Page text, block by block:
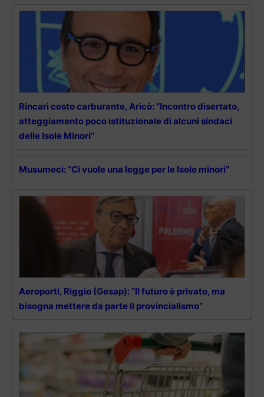
Rincari costo carburante, Aricò: “Incontro disertato,
atteggiamento poco istituzionale di alcuni sindaci
delle Isole Minori”
Musumeci: “Ci vuole una legge per le Isole minori”
Aeroporti, Riggio (Gesap): “Il futuro è privato, ma
bisogna mettere da parte il provincialismo”